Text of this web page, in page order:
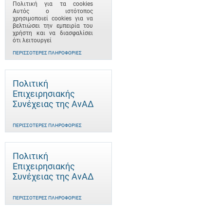
Πολιτική για τα cookies
Αυτός ο ιστότοπος
χρησιμοποιεί cookies για να
βελτιώσει την εμπειρία του
χρήστη και να διασφαλίσει
ότι λειτουργεί
ΠΕΡΙΣΣΌΤΕΡΕΣ ΠΛΗΡΟΦΟΡΊΕΣ
Πολιτική
Επιχειρησιακής
Συνέχειας της ΑνΑΔ
ΠΕΡΙΣΣΌΤΕΡΕΣ ΠΛΗΡΟΦΟΡΊΕΣ
Πολιτική
Επιχειρησιακής
Συνέχειας της ΑνΑΔ
ΠΕΡΙΣΣΌΤΕΡΕΣ ΠΛΗΡΟΦΟΡΊΕΣ